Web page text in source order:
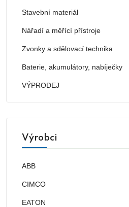
Stavební materiál
Nářadí a měřící přístroje
Zvonky a sdělovací technika
Baterie, akumulátory, nabíječky
VÝPRODEJ
Výrobci
ABB
CIMCO
EATON